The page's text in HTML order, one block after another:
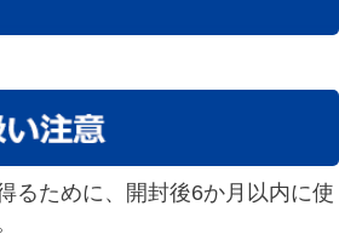
るために、開封後6か月以内に使